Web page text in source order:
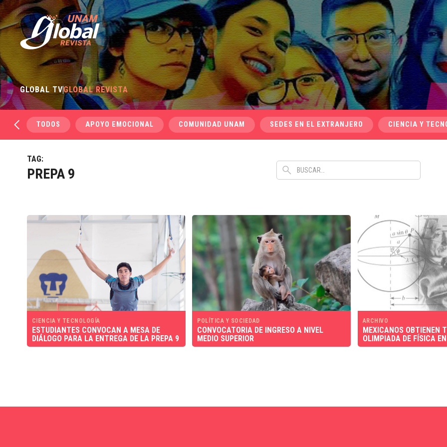
GLOBAL TVGLOBAL REVISTA
TODOS APOYO EMOCIONAL COMUNIDAD UNAM SEDES EN EL EXTRANJERO CIENCIA Y
TAG:
PREPA 9
CIENCIA Y TECNOLOGÍA
ESTUDIANTES CONVOCAN A MESA DE
DIÁLOGO PARA LA ENTREGA DE LA PREPA 9
POLÍTICA Y SOCIEDAD
CONVOCATORIA DE INGRESO A NIVEL
MEDIO SUPERIOR
ARCHIVO
MEXICANOS OBTIENEN
OLIMPIADA DE FÍSICA